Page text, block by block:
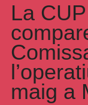
La
maig a